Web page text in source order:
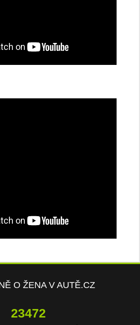
O ŽENA V AUTĚ.CZ
23472